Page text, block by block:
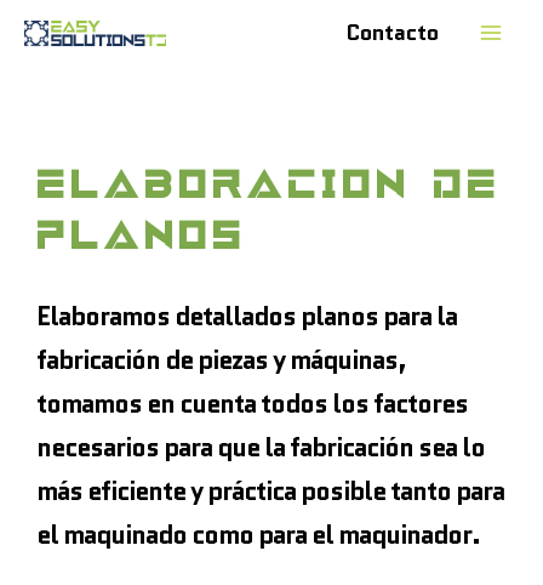
Contacto
ELABORACIoN DE
PLANOS
Elaboramos detallados planos para la
fabricación de piezas y máquinas,
tomamos en cuenta todos los factores
necesarios para que la fabricación sea lo
más eficiente y práctica posible tanto para
el maquinado como para el maquinador.